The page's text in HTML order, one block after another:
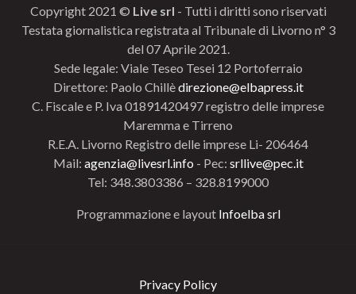
Copyright 2021 © Live srl - Tutti i diritti sono riservati
Testata giornalistica registrata al Tribunale di Livorno n° 3
del 07 Aprile 2021.
Sede legale: Viale Teseo Tesei 12 Portoferraio
Direttore: Paolo Chillèdirezione@elbapress.it
C. Fiscale e P. Iva 01891420497 registro delle imprese
Maremma e Tirreno
R.E.A. Livorno Registro delle imprese Li- 206464
Mail: agenzia@livesrl.info - Pec: srllive@pec.it
Tel: 348.3803386 – 328.8199000
Programmazione e layout Infoelba srl
Privacy Policy